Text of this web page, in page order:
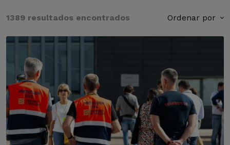
1389 resultados encontrados Ordenar por